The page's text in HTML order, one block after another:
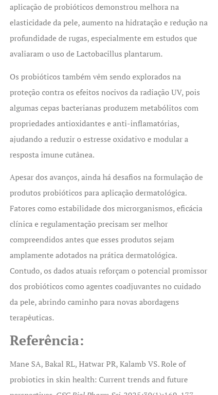
aplicação de probióticos demonstrou melhora na
elasticidade da pele, aumento na hidratação e redução na
profundidade de rugas, especialmente em estudos que
avaliaram o uso de Lactobacillus plantarum.
Os probióticos também vêm sendo explorados na
proteção contra os efeitos nocivos da radiação UV, pois
algumas cepas bacterianas produzem metabólitos com
propriedades antioxidantes e anti-inflamatórias,
ajudando a reduzir o estresse oxidativo e modular a
resposta imune cutânea.
Apesar dos avanços, ainda há desafios na formulação de
produtos probióticos para aplicação dermatológica.
Fatores como estabilidade dos microrganismos, eficácia
clínica e regulamentação precisam ser melhor
compreendidos antes que esses produtos sejam
amplamente adotados na prática dermatológica.
Contudo, os dados atuais reforçam o potencial promissor
dos probióticos como agentes coadjuvantes no cuidado
da pele, abrindo caminho para novas abordagens
terapêuticas.
Referência:
Mane SA, Bakal RL, Hatwar PR, Kalamb VS. Role of
probiotics in skin health: Current trends and future